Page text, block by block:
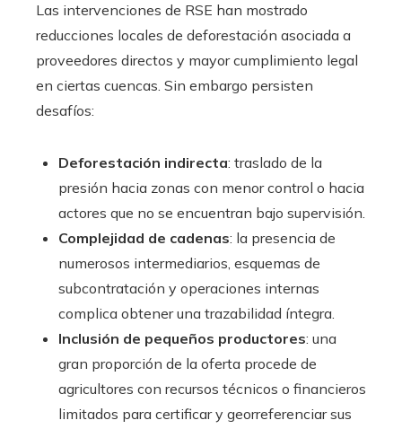
Las intervenciones de RSE han mostrado
reducciones locales de deforestación asociada a
proveedores directos y mayor cumplimiento legal
en ciertas cuencas. Sin embargo persisten
desafíos:
Deforestación indirecta: traslado de la
presión hacia zonas con menor control o hacia
actores que no se encuentran bajo supervisión.
Complejidad de cadenas: la presencia de
numerosos intermediarios, esquemas de
subcontratación y operaciones internas
complica obtener una trazabilidad íntegra.
Inclusión de pequeños productores: una
gran proporción de la oferta procede de
agricultores con recursos técnicos o financieros
limitados para certificar y georreferenciar sus